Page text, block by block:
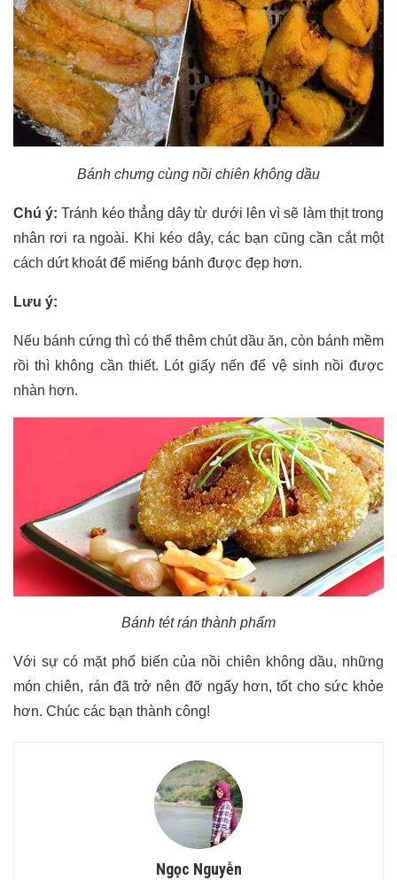
Bánh chưng cùng nồi chiên không dầu
Chú ý: Tránh kéo thẳng dây từ dưới lên vì sẽ làm thịt trong
nhân rơi ra ngoài. Khi kéo dây, các bạn cũng cần cắt một
cách dứt khoát để miếng bánh được đẹp hơn.
Lưu ý:
Nếu bánh cứng thì có thể thêm chút dầu ăn, còn bánh mềm
rồi thì không cần thiết. Lót giấy nến để vệ sinh nồi được
nhàn hơn.
Bánh tét rán thành phẩm
Với sự có mặt phổ biến của nồi chiên không dầu, những
món chiên, rán đã trở nên đỡ ngấy hơn, tốt cho sức khỏe
hơn. Chúc các bạn thành công!
Ngọc Nguyễn